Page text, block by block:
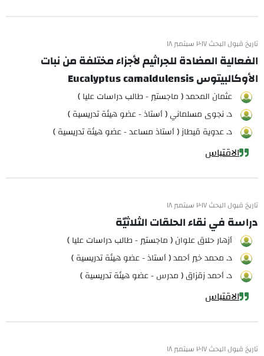
تاريخ قبول البحث ٢٠١٧ سبتمبر ١٨
الفعالية المضادة للجراثيم لأجزاء مختلفة من نبات
الأوكالبيتوس Eucalyptus camaldulensis
عثمان المحمد ( ماجستير - طالب دراسات عليا )
د. نجوى مسلماني ( أستاذ - عضو هيئة تدريسية )
د. عدوية قيطاز ( أستاذ مساعد - عضو هيئة تدريسية )
الاقتباس
تاريخ قبول البحث ٢٠١٧ سبتمبر ١٨
دراسة في نقاء الحلقات الثلاثيّة
أزهار حلاق علوان ( ماجستير - طالب دراسات عليا )
د. محمد خير أحمد ( أستاذ - عضو هيئة تدريسية )
د. أحمد زقزاق ( مدرس - عضو هيئة تدريسية )
الاقتباس
تاريخ قبول البحث ٢٠١٧ سبتمبر ١٨